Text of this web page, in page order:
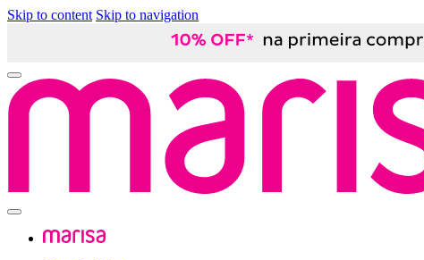
Skip to content Skip to navigation